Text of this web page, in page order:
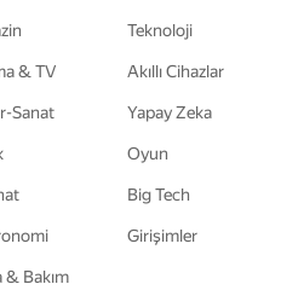
& TV
Sanat
& Bakım
Teknoloji
Akıllı Cihazlar
Yapay Zeka
Oyun
Big Tech
Girişimler